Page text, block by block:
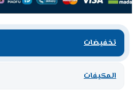
تخفيضات
المكيفات